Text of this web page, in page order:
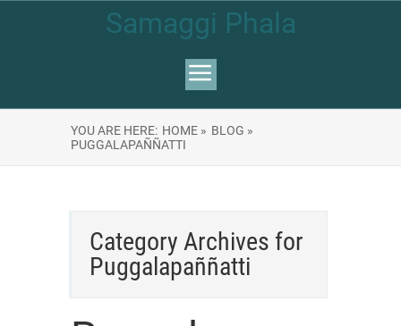
Samaggi Phala
YOU ARE HERE: HOME » BLOG »
PUGGALAPAÑÑATTI
Category Archives for
Puggalapaññatti